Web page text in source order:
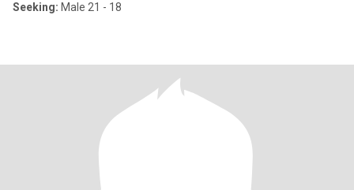
Seeking: Male 21 - 18